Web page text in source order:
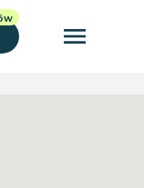
menu